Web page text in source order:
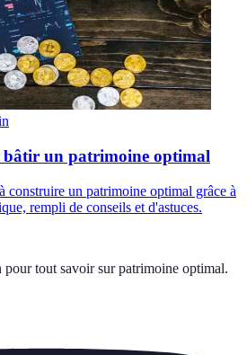
bâtir un patrimoine optimal
construire un patrimoine optimal grâce à
rempli de conseils et d'astuces.
pour tout savoir sur patrimoine optimal.